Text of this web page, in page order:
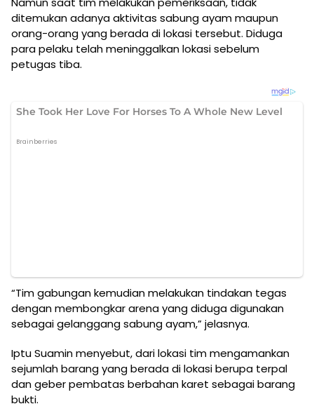
ditemukan adanya aktivitas sabung ayam maupun
orang-orang yang berada di lokasi tersebut. Diduga
para pelaku telah meninggalkan lokasi sebelum
petugas tiba.
“Tim gabungan kemudian melakukan tindakan tegas
dengan membongkar arena yang diduga digunakan
sebagai gelanggang sabung ayam,” jelasnya.
Iptu Suamin menyebut, dari lokasi tim mengamankan
sejumlah barang yang berada di lokasi berupa terpal
dan geber pembatas berbahan karet sebagai barang
bukti.